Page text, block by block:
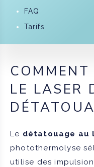
FAQ
Tarifs
LE LASER
Le détatouage au
photothermolyse
utilise des